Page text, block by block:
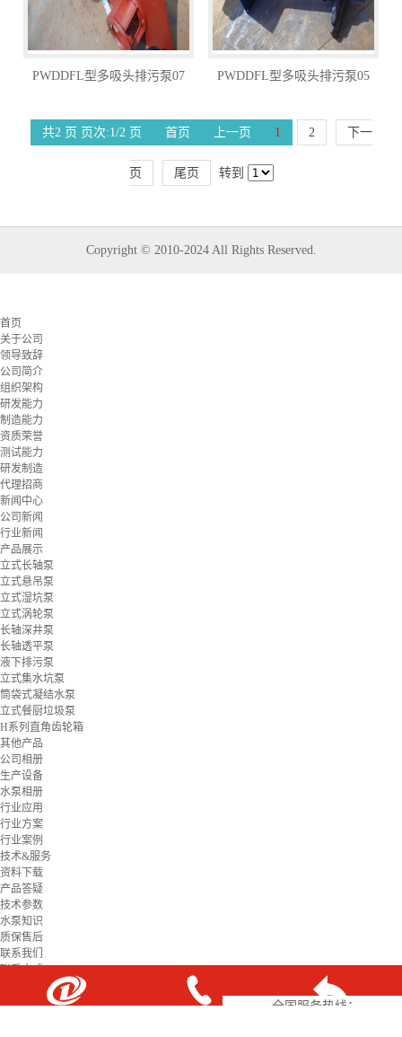
全国服务热线：
PWDDFL型多吸头排污泵07 PWDDFL型多吸头排污泵05
共2 页 页次:1/2 页 首页 上一页 1 2 下一
页 尾页 转到
Copyright © 2010-2024 All Rights Reserved.
首页
关于公司
领导致辞
公司简介
组织架构
研发能力
制造能力
资质荣誉
测试能力
研发制造
代理招商
新闻中心
公司新闻
行业新闻
产品展示
立式长轴泵
立式悬吊泵
立式湿坑泵
立式涡轮泵
长轴深井泵
长轴透平泵
液下排污泵
立式集水坑泵
筒袋式凝结水泵
立式餐厨垃圾泵
H系列直角齿轮箱
其他产品
公司相册
生产设备
水泵相册
行业应用
行业方案
行业案例
技术&服务
资料下载
产品答疑
技术参数
水泵知识
质保售后
联系我们